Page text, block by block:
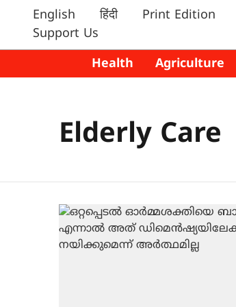
English हिंदी
Print Edition
Support Us
Health
Agriculture
Elderly Care